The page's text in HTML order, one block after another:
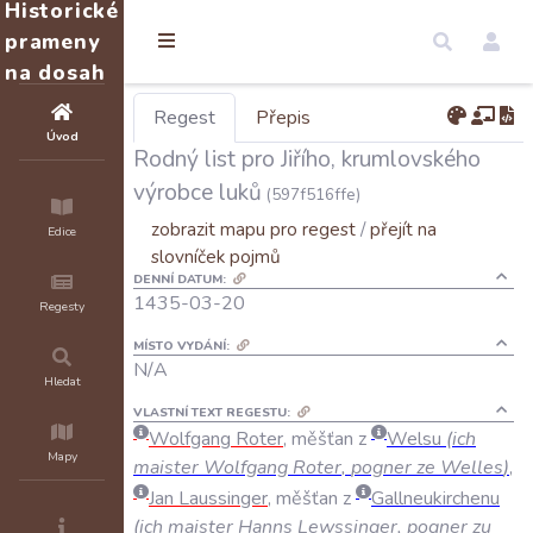
Historické
prameny
na dosah
Úvod
Edice
Regesty
Hledat
Mapy
Regest Přepis
Rodný list pro Jiřího, krumlovského
výrobce luků (597f516ffe)
zobrazit mapu pro regest/přejít na
slovníček pojmů
DENNÍ DATUM:
1435-03-20
MÍSTO VYDÁNÍ:
N/A
VLASTNÍ TEXT REGESTU:
Wolfgang Roter, měšťan z Welsu (ich
maister Wolfgang Roter, pognerze Welles),
Jan Laussinger, měšťan z
Gallneukirchenu
(ich maister Hanns Lewssinger, pognerzu